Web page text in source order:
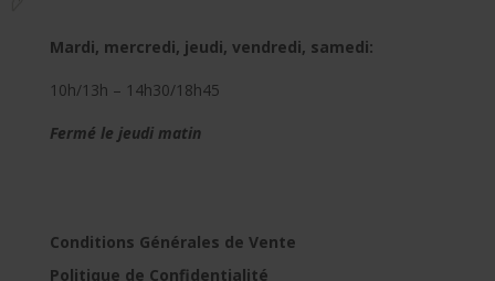
Mardi, mercredi, jeudi, vendredi, samedi:
10h/13h – 14h30/18h45
Fermé le jeudi matin
Conditions Générales de Vente
Politique de Confidentialité